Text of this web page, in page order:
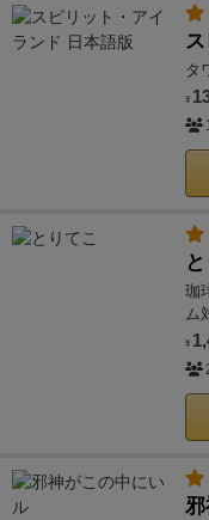
タ
¥
珈
ム
¥
邪